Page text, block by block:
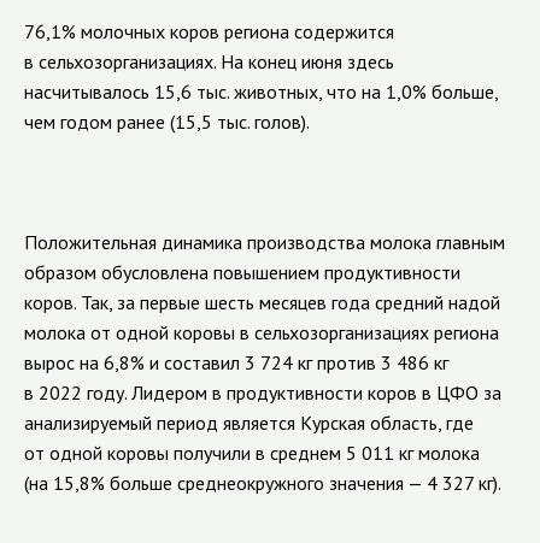
76,1% молочных коров региона содержится
в сельхозорганизациях. На конец июня здесь
насчитывалось 15,6 тыс. животных, что на 1,0% больше,
чем годом ранее (15,5 тыс. голов).
Положительная динамика производства молока главным
образом обусловлена повышением продуктивности
коров. Так, за первые шесть месяцев года средний надой
молока от одной коровы в сельхозорганизациях региона
вырос на 6,8% и составил 3 724 кг против 3 486 кг
в 2022 году. Лидером в продуктивности коров в ЦФО за
анализируемый период является Курская область, где
от одной коровы получили в среднем 5 011 кг молока
(на 15,8% больше среднеокружного значения — 4 327 кг).